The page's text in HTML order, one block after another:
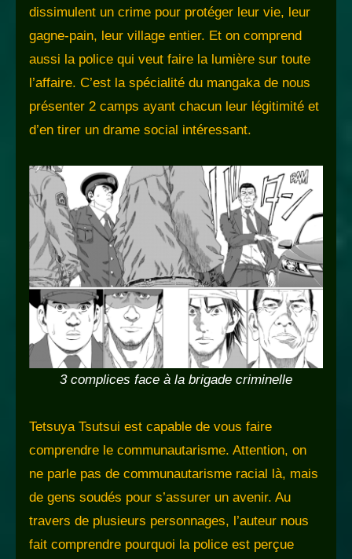
dissimulent un crime pour protéger leur vie, leur
gagne-pain, leur village entier. Et on comprend
aussi la police qui veut faire la lumière sur toute
l’affaire. C’est la spécialité du mangaka de nous
présenter 2 camps ayant chacun leur légitimité et
d’en tirer un drame social intéressant.
3 complices face à la brigade criminelle
Tetsuya Tsutsui est capable de vous faire
comprendre le communautarisme. Attention, on
ne parle pas de communautarisme racial là, mais
de gens soudés pour s’assurer un avenir. Au
travers de plusieurs personnages, l’auteur nous
fait comprendre pourquoi la police est perçue